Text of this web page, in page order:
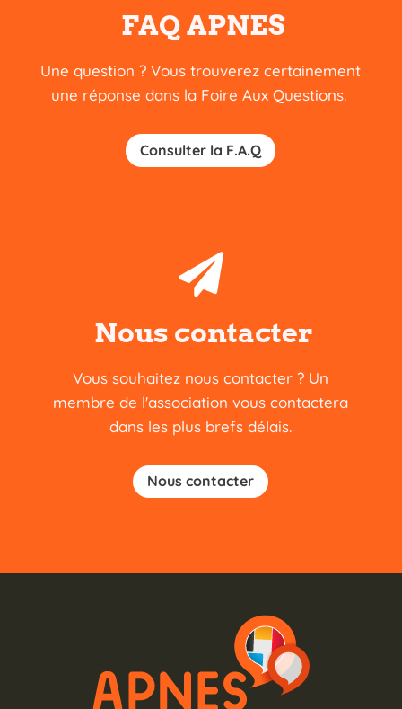
FAQ APNES
Une question ?Vous trouverez certainement
une réponse dans la Foire Aux Questions.
Consulter la F.A.Q

Nous contacter
Vous souhaitez nous contacter ? Un
membre de l'association vous contactera
dans les plus brefs délais.
Nous contacter